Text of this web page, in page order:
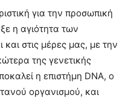
για την προσωπική
η αγιότητα των
στις μέρες μας, με την
της γενετικής
η επιστήμη DNA, ο
οργανισμού, και